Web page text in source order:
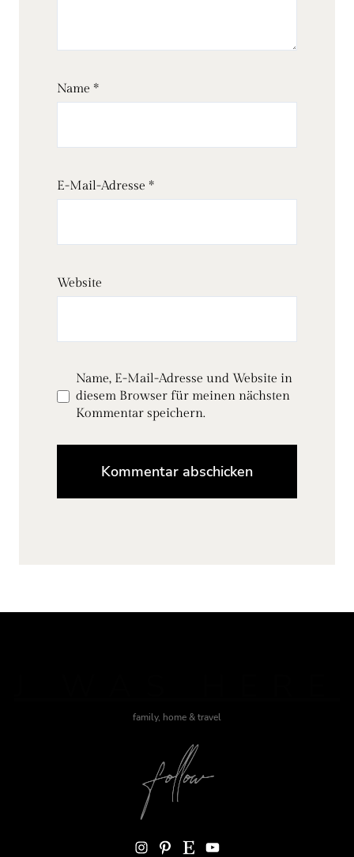
Name *
E-Mail-Adresse *
Website
Name, E-Mail-Adresse und Website in
diesem Browser für meinen nächsten
Kommentar speichern.
family, home & travel
Instagram Pinterest Etsy YouTube